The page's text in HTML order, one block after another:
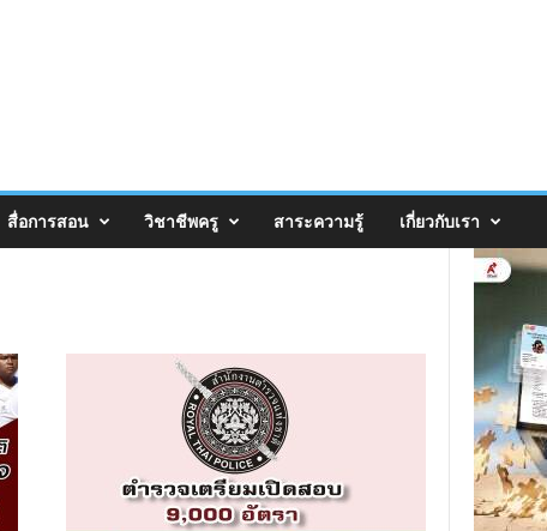
สื่อการสอน วิชาชีพครู สาระความรู้ เกี่ยวกับเรา